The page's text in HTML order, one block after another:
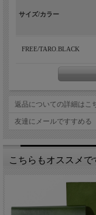
結婚式などでお祝い
フとなった所作のシ
表現されたデザイン
サイズ/カラー
FREE/TARO.BLACK
返品についての詳細はこ
友達にメールですすめる
こちらもオススメで